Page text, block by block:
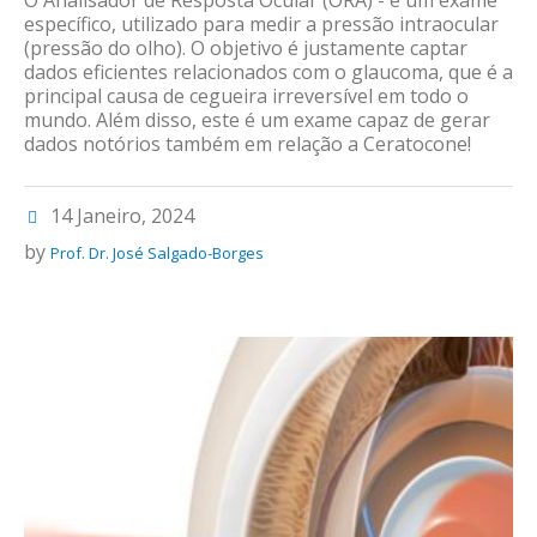
específico, utilizado para medir a pressão intraocular
(pressão do olho). O objetivo é justamente captar
dados eficientes relacionados com o glaucoma, que é a
principal causa de cegueira irreversível em todo o
mundo. Além disso, este é um exame capaz de gerar
dados notórios também em relação a Ceratocone!
14 Janeiro, 2024
by Prof. Dr. José Salgado-Borges